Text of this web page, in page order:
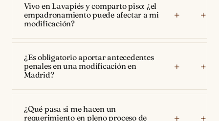
Vivo en Lavapiés y comparto piso: ¿el
empadronamiento puede afectar a mi
modificación?
¿Es obligatorio aportar antecedentes
penales en una modificación en
Madrid?
¿Qué pasa si me hacen un
requerimiento en pleno proceso de